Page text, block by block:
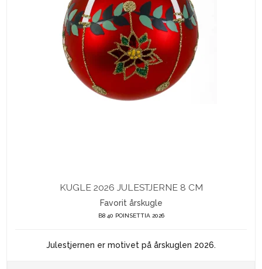
KUGLE 2026 JULESTJERNE 8 CM
Favorit årskugle
B8 40 POINSETTIA 2026
Julestjernen er motivet på årskuglen 2026.